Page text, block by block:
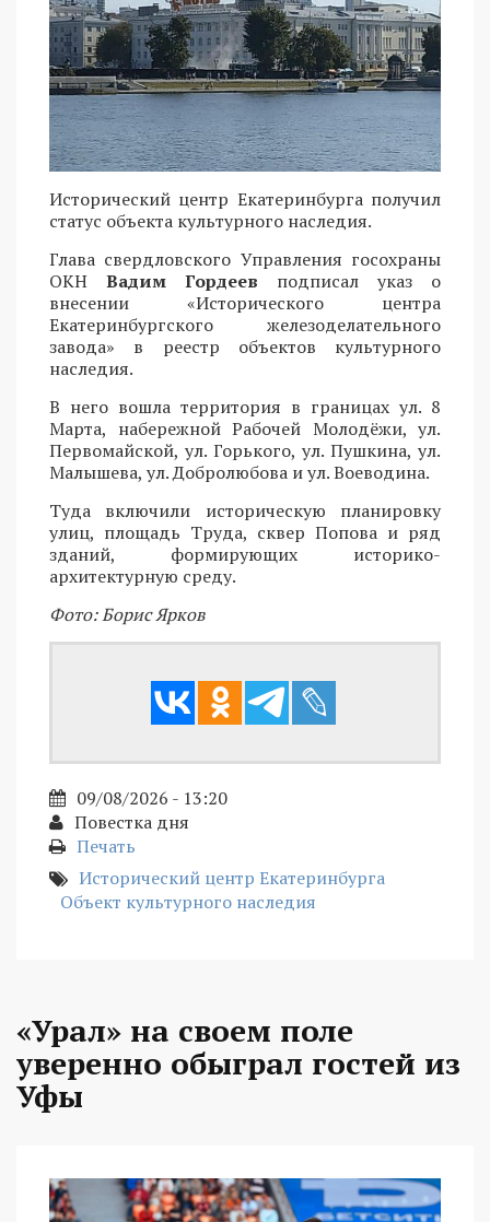
Исторический центр Екатеринбурга получил
статус объекта культурного наследия.
Глава свердловского Управления госохраны
ОКН Вадим Гордеев подписал указ о
внесении «Исторического центра
Екатеринбургского железоделательного
завода» в реестр объектов культурного
наследия.
В него вошла территория в границах ул. 8
Марта, набережной Рабочей Молодёжи, ул.
Первомайской, ул. Горького, ул. Пушкина, ул.
Малышева, ул. Добролюбова и ул. Воеводина.
Туда включили историческую планировку
улиц, площадь Труда, сквер Попова и ряд
зданий, формирующих историко-
архитектурную среду.
Фото: Борис Ярков
09/08/2026 - 13:20
Повестка дня
Печать
Исторический центр Екатеринбурга
Объект культурного наследия
«Урал» на своем поле
уверенно обыграл гостей из
Уфы